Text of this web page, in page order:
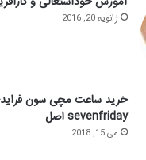
ژانویه 20, 2016
خرید ساعت مچی سون
sevenfriday اصل
می 15, 2018